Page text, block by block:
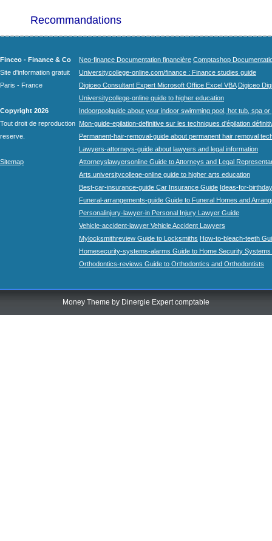
Recommandations
Finceo - Finance & Co
Site d'information gratuit
Paris - France
Copyright 2026
Tout droit de reproduction
reserve.
Sitemap
Neo-finance Documentation financière Comptashop
Universitycollege-online.com/finance : Finance studies guide
Digiceo Consultant Expert Microsoft Office Excel VBA Digiceo
Universitycollege-online guide to higher education
Indoorpoolguide about your indoor swimming pool, hot tub, spa
Mon-guide-epilation-definitive sur les techniques d'épilation
Permanent-hair-removal-guide about permanent hair removal
Lawyers-attorneys-guide about lawyers and legal information
Attorneyslawyersonline Guide to Attorneys and Legal
Arts.universitycollege-online guide to higher arts education
Best-car-insurance-guide Car Insurance Guide Ideas-for-
Funeral-arrangements-guide Guide to Funeral Homes and
Personalinjury-lawyer-in Personal Injury Lawyer Guide
Vehicle-accident-lawyer Vehicle Accident Lawyers
Mylocksmithreview Guide to Locksmiths How-to-bleach-teeth
Homesecurity-systems-alarms Guide to Home Security Systems
Orthodontics-reviews Guide to Orthodontics and Orthodontists
Money Theme by Dinergie Expert comptable